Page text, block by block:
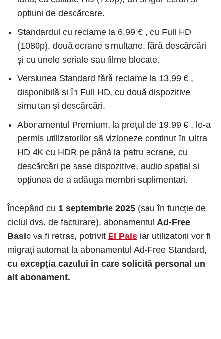
opțiuni de descărcare.
Standardul cu reclame la 6,99 € , cu Full HD
(1080p), două ecrane simultane, fără descărcări
și cu unele seriale sau filme blocate.
Versiunea Standard fără reclame la 13,99 € ,
disponibilă și în Full HD, cu două dispozitive
simultan și descărcări.
Abonamentul Premium, la prețul de 19,99 € , le-a
permis utilizatorilor să vizioneze conținut în Ultra
HD 4K cu HDR pe până la patru ecrane, cu
descărcări pe șase dispozitive, audio spațial și
opțiunea de a adăuga membri suplimentari.
Începând cu 1 septembrie 2025 (sau în funcție de
ciclul dvs. de facturare), abonamentul Ad-Free
Basic va fi retras, potrivit El Pais iar utilizatorii vor fi
migrați automat la abonamentul Ad-Free Standard,
cu excepția cazului în care solicită personal un
alt abonament.